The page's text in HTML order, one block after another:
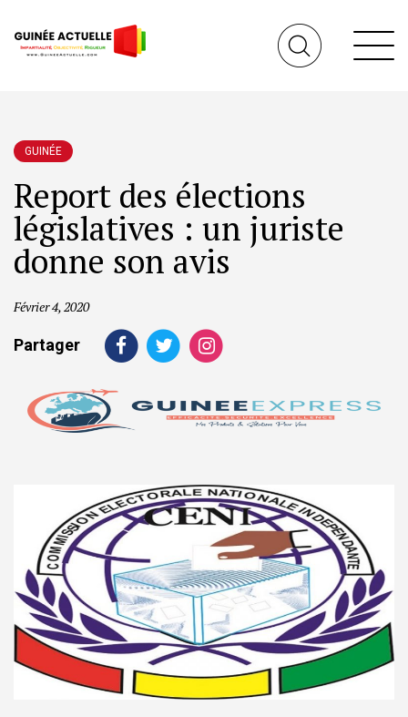
GUINÉE
Report des élections
législatives : un juriste
donne son avis
Février 4, 2020
Partager